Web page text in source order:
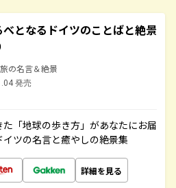
べとなるドイツのことばと絶景
の名言＆絶景
発売
「地球の歩き方」があなたにお届
ツの名言と癒やしの絶景集
詳細を見る